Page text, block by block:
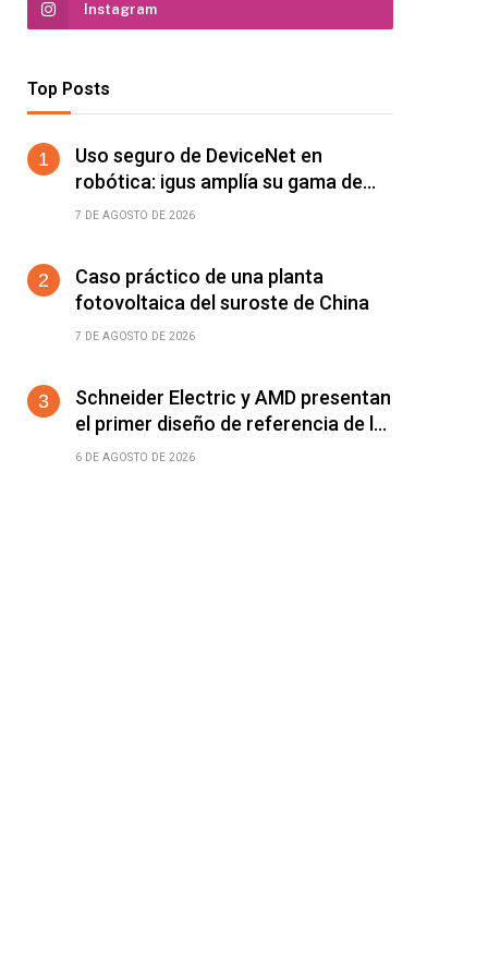
Instagram
Top Posts
Uso seguro de DeviceNet en
robótica: igus amplía su gama de
cables chainflex para torsión de
7 DE AGOSTO DE 2026
Caso práctico de una planta
fotovoltaica del suroste de China
7 DE AGOSTO DE 2026
Schneider Electric y AMD presentan
el primer diseño de referencia de la
plataforma Helios para acelerar el
6 DE AGOSTO DE 2026